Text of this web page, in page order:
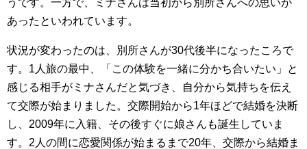
うです。一方で、ミナさんは当初から別所さんへの思いが
あったといわれています。
状況が変わったのは、別所さんが30代後半になったころで
す。1人旅の最中、「この体験を一緒に分かち合いたい」と
感じる相手がミナさんだと気づき、自分から気持ちを伝え
て交際が始まりました。交際開始から1年ほどで結婚を決断
し、2009年に入籍、その後すぐに娘さんも誕生していま
す。2人の間に恋愛関係が始まるまで20年、交際から結婚ま